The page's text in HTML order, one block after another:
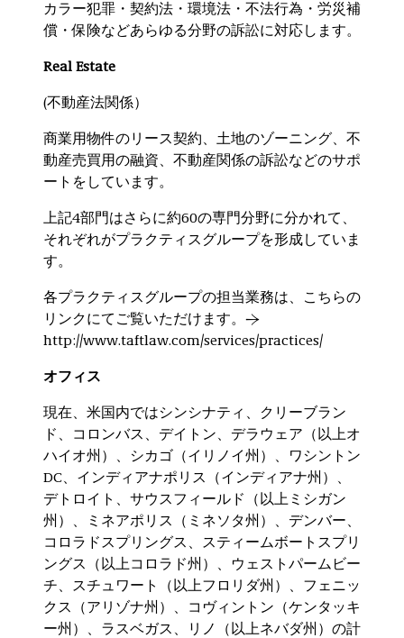
カラー犯罪・契約法・環境法・不法行為・労災補
償・保険などあらゆる分野の訴訟に対応します。
Real Estate
(不動産法関係）
商業用物件のリース契約、土地のゾーニング、不
動産売買用の融資、不動産関係の訴訟などのサポ
ートをしています。
上記4部門はさらに約60の専門分野に分かれて、
それぞれがプラクティスグループを形成していま
す。
各プラクティスグループの担当業務は、こちらの
リンクにてご覧いただけます。→
http://www.taftlaw.com/services/practices/
オフィス
現在、米国内ではシンシナティ、クリーブラン
ド、コロンバス、デイトン、デラウェア（以上オ
ハイオ州）、シカゴ（イリノイ州）、ワシントン
DC、インディアナポリス（インディアナ州）、
デトロイト、サウスフィールド（以上ミシガン
州）、ミネアポリス（ミネソタ州）、デンバー、
コロラドスプリングス、スティームボートスプリ
ングス（以上コロラド州）、ウェストパームビー
チ、スチュワート（以上フロリダ州）、フェニッ
クス（アリゾナ州）、コヴィントン（ケンタッキ
ー州）、ラスベガス、リノ（以上ネバダ州）の計